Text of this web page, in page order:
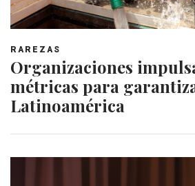
RAREZAS
Organizaciones
métricas para
Latinoamérica